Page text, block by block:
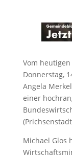
Vom
Donnerstag,
Angela
einer
Michael Glos